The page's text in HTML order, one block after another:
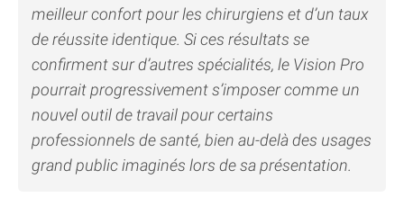
meilleur confort pour les chirurgiens et d’un taux
de réussite identique. Si ces résultats se
confirment sur d’autres spécialités, le Vision Pro
pourrait progressivement s’imposer comme un
nouvel outil de travail pour certains
professionnels de santé, bien au-delà des usages
grand public imaginés lors de sa présentation.